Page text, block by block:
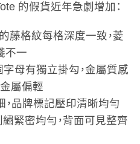
的假貨近年急劇增加：
藤格紋每格深度一致，菱
不一
母有獨立掛勾，金屬質感
屬偏輕
品牌標記壓印清晰均勻
緊密均勻，背面可見整齊